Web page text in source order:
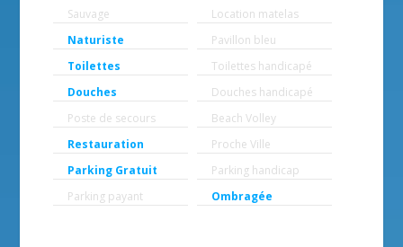
Sauvage
Location matelas
Naturiste
Pavillon bleu
Toilettes
Toilettes handicapé
Douches
Douches handicapé
Poste de secours
Beach Volley
Restauration
Proche Ville
Parking Gratuit
Parking handicap
Parking payant
Ombragée